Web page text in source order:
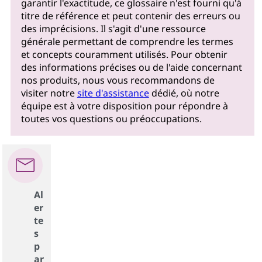
garantir l'exactitude, ce glossaire n'est fourni qu'à
titre de référence et peut contenir des erreurs ou
des imprécisions. Il s'agit d'une ressource
générale permettant de comprendre les termes
et concepts couramment utilisés. Pour obtenir
des informations précises ou de l'aide concernant
nos produits, nous vous recommandons de
visiter notresite d'assistancedédié, où notre
équipe est à votre disposition pour répondre à
toutes vos questions ou préoccupations.
Al
er
te
s
p
ar